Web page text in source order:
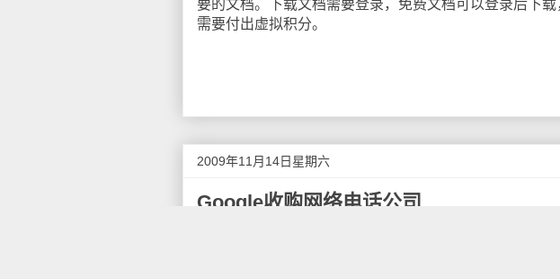
要的文档。下载文档需要登录，免费文档可以登录后下
需要付出虚拟积分。
2009年11月14日星期六
Google收购网络电话公司